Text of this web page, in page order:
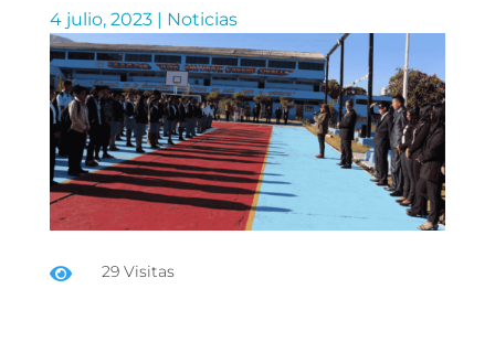
4 julio, 2023| Noticias
 29 Visitas